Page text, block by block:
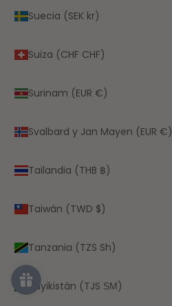
Suecia (SEK kr)
Suiza (CHF CHF)
Surinam (EUR €)
Svalbard y Jan Mayen (EUR €)
Tailandia (THB ฿)
Taiwán (TWD $)
Tanzania (TZS Sh)
Tayikistán (TJS ЅМ)